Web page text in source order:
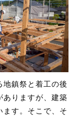
地鎮祭と着工の後
ありますが、建築
ます。そこで、そ